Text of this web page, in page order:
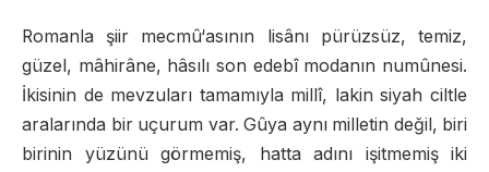
Romanla şiir mecmû‘asının lisânı pürüzsüz, temiz,
güzel, mâhirâne, hâsılı son edebî modanın numûnesi.
İkisinin de mevzuları tamamıyla millî, lakin siyah ciltle
aralarında bir uçurum var. Gûya aynı milletin değil, biri
birinin yüzünü görmemiş, hatta adını işitmemiş iki